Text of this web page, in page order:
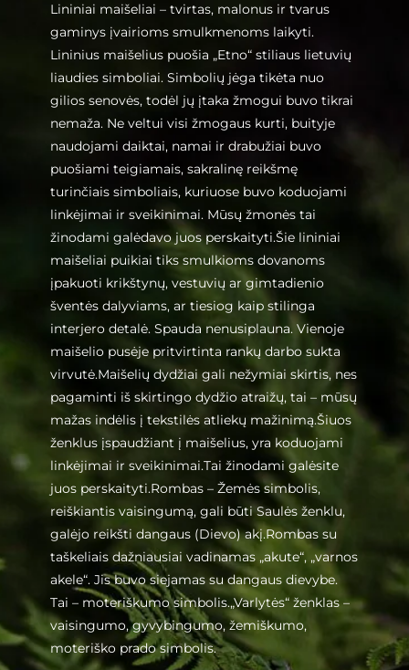
Lininiai maišeliai – tvirtas, malonus ir tvarus
gaminys įvairioms smulkmenoms laikyti.
Lininius maišelius puošia „Etno“ stiliaus lietuvių
liaudies simboliai. Simbolių jėga tikėta nuo
gilios senovės, todėl jų įtaka žmogui buvo tikrai
nemaža. Ne veltui visi žmogaus kurti, buityje
naudojami daiktai, namai ir drabužiai buvo
puošiami teigiamais, sakralinę reikšmę
turinčiais simboliais, kuriuose buvo koduojami
linkėjimai ir sveikinimai. Mūsų žmonės tai
žinodami galėdavo juos perskaityti.Šie lininiai
maišeliai puikiai tiks smulkioms dovanoms
įpakuoti krikštynų, vestuvių ar gimtadienio
šventės dalyviams, ar tiesiog kaip stilinga
interjero detalė. Spauda nenusiplauna. Vienoje
maišelio pusėje pritvirtinta rankų darbo sukta
virvutė.Maišelių dydžiai gali nežymiai skirtis, nes
pagaminti iš skirtingo dydžio atraižų, tai – mūsų
mažas indėlis į tekstilės atliekų mažinimą.Šiuos
ženklus įspaudžiant į maišelius, yra koduojami
linkėjimai ir sveikinimai.Tai žinodami galėsite
juos perskaityti.Rombas – Žemės simbolis,
reiškiantis vaisingumą, gali būti Saulės ženklu,
galėjo reikšti dangaus (Dievo) akį.Rombas su
taškeliais dažniausiai vadinamas „akute“, „varnos
akele“. Jis buvo siejamas su dangaus dievybe.
Tai – moteriškumo simbolis.„Varlytės“ ženklas –
vaisingumo, gyvybingumo, žemiškumo,
moteriško prado simbolis.